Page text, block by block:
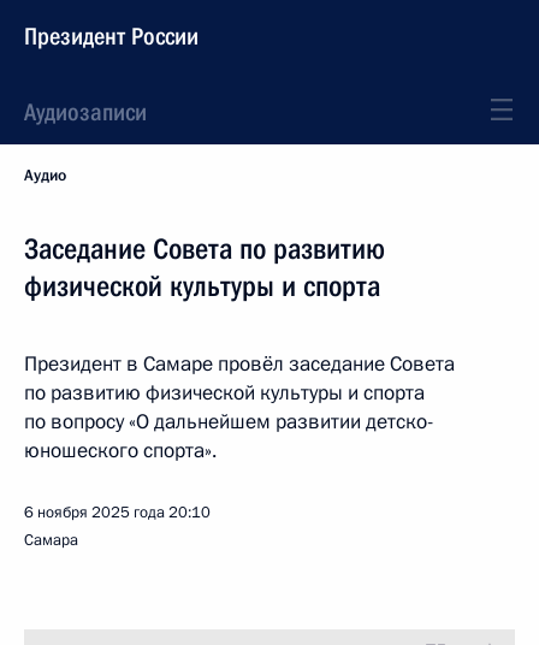
Президент России
Аудиозаписи
Аудио
Заседание Совета по развитию
физической культуры и спорта
Президент в Самаре провёл заседание Совета
по развитию физической культуры и спорта
по вопросу «О дальнейшем развитии детско-
юношеского спорта».
6 ноября 2025 года20:10
Самара